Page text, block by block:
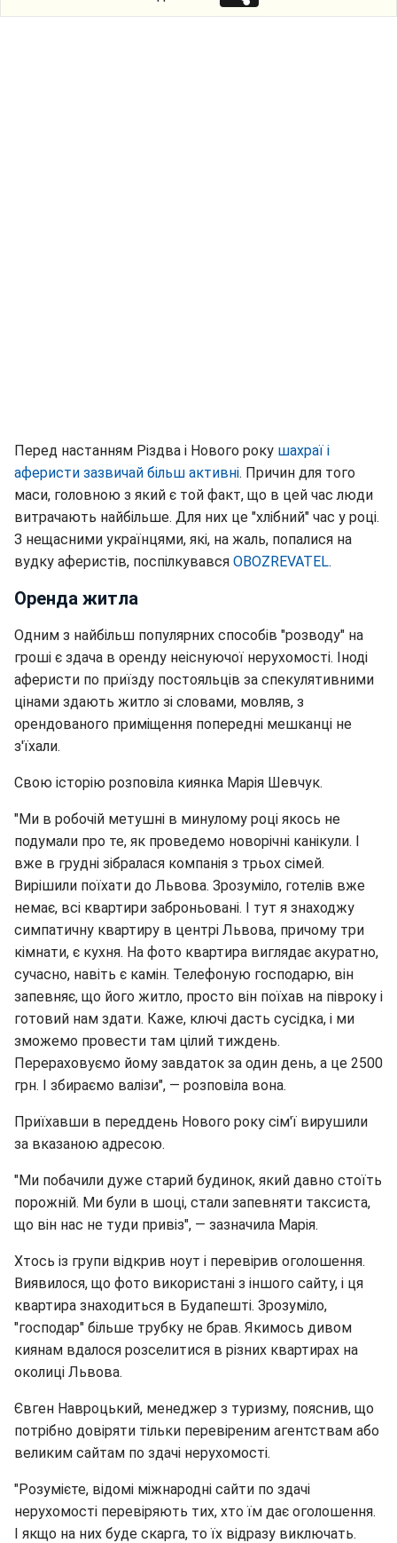
Перед настанням Різдва і Нового року шахраї і
аферисти зазвичай більш активні. Причин для того
маси, головною з який є той факт, що в цей час люди
витрачають найбільше. Для них це "хлібний" час у році.
З нещасними українцями, які, на жаль, попалися на
вудку аферистів, поспілкувався OBOZREVATEL.
Оренда житла
Одним з найбільш популярних способів "розводу" на
гроші є здача в оренду неіснуючої нерухомості. Іноді
аферисти по приїзду постояльців за спекулятивними
цінами здають житло зі словами, мовляв, з
орендованого приміщення попередні мешканці не
з'їхали.
Свою історію розповіла киянка Марія Шевчук.
"Ми в робочій метушні в минулому році якось не
подумали про те, як проведемо новорічні канікули. І
вже в грудні зібралася компанія з трьох сімей.
Вирішили поїхати до Львова. Зрозуміло, готелів вже
немає, всі квартири заброньовані. І тут я знаходжу
симпатичну квартиру в центрі Львова, причому три
кімнати, є кухня. На фото квартира виглядає акуратно,
сучасно, навіть є камін. Телефоную господарю, він
запевняє, що його житло, просто він поїхав на півроку і
готовий нам здати. Каже, ключі дасть сусідка, і ми
зможемо провести там цілий тиждень.
Перераховуємо йому завдаток за один день, а це 2500
грн. І збираємо валізи", — розповіла вона.
Приїхавши в переддень Нового року сім'ї вирушили
за вказаною адресою.
"Ми побачили дуже старий будинок, який давно стоїть
порожній. Ми були в шоці, стали запевняти таксиста,
що він нас не туди привіз", — зазначила Марія.
Хтось із групи відкрив ноут і перевірив оголошення.
Виявилося, що фото використані з іншого сайту, і ця
квартира знаходиться в Будапешті. Зрозуміло,
"господар" більше трубку не брав. Якимось дивом
киянам вдалося розселитися в різних квартирах на
околиці Львова.
Євген Навроцький, менеджер з туризму, пояснив, що
потрібно довіряти тільки перевіреним агентствам або
великим сайтам по здачі нерухомості.
"Розумієте, відомі міжнародні сайти по здачі
нерухомості перевіряють тих, хто їм дає оголошення.
І якщо на них буде скарга, то їх відразу виключать.